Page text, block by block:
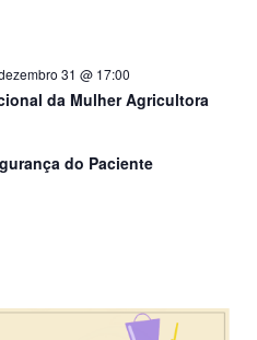
31 @ 17:00
da Mulher Agricultora
do Paciente